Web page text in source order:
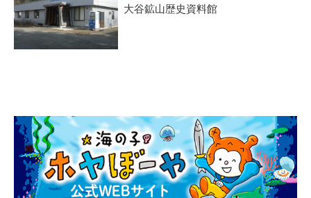
大谷鉱山歴史資料館